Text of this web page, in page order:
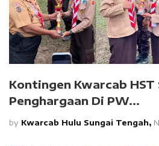
‎Kontingen Kwarcab HST
Penghargaan Di PW...
by Kwarcab Hulu Sungai Tengah,